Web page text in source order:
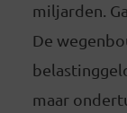
miljarden.
De
maar